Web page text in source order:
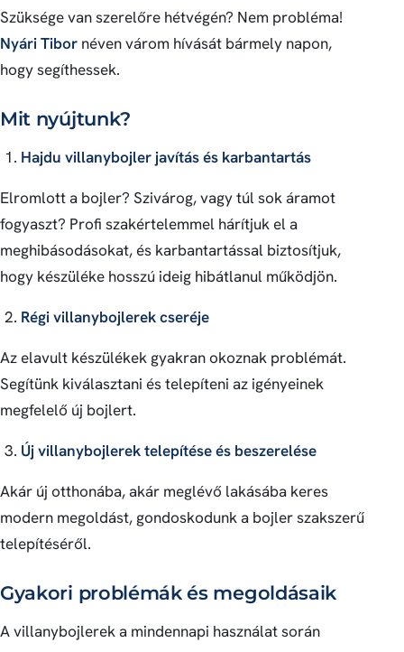
Szüksége van szerelőre hétvégén? Nem probléma!
Nyári Tibor néven várom hívását bármely napon,
hogy segíthessek.
Mit nyújtunk?
Hajdu villanybojler javítás és karbantartás
Elromlott a bojler? Szivárog, vagy túl sok áramot
fogyaszt? Profi szakértelemmel hárítjuk el a
meghibásodásokat, és karbantartással biztosítjuk,
hogy készüléke hosszú ideig hibátlanul működjön.
Régi villanybojlerek cseréje
Az elavult készülékek gyakran okoznak problémát.
Segítünk kiválasztani és telepíteni az igényeinek
megfelelő új bojlert.
Új villanybojlerek telepítése és beszerelése
Akár új otthonába, akár meglévő lakásába keres
modern megoldást, gondoskodunk a bojler szakszerű
telepítéséről.
Gyakori problémák és megoldásaik
A villanybojlerek a mindennapi használat során